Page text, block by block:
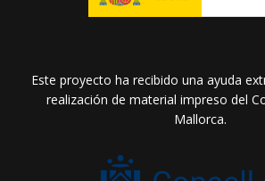
Este proyecto ha recibido una ayuda
realización de material impreso del
Mallorca.